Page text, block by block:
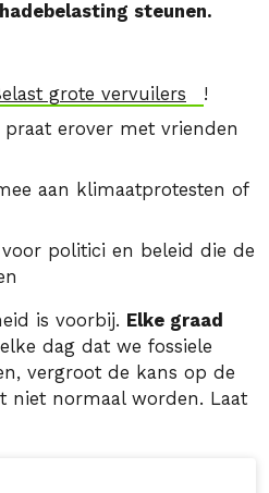
steunen.
grote vervuilers
!
praat erover met vrienden
aan klimaatprotesten of
politici en beleid die de
is voorbij. Elke graad
dag dat we fossiele
vergroot de kans op de
niet normaal worden. Laat